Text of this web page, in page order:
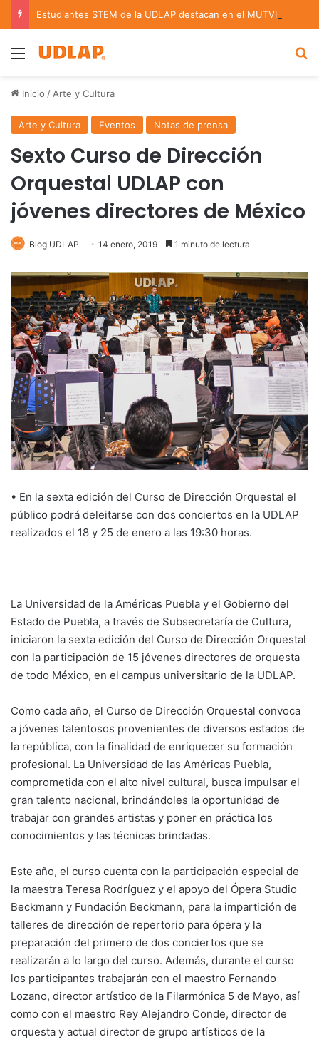
Menu
Inicio / Arte y Cultura
Arte y Cultura Eventos Notas de prensa
Sexto Curso de Dirección
Orquestal UDLAP con
jóvenes directores de México
Blog UDLAP 14 enero, 2019 1 minuto de lectura
• En la sexta edición del Curso de Dirección Orquestal el
público podrá deleitarse con dos conciertos en la UDLAP
realizados el 18 y 25 de enero a las 19:30 horas.
La Universidad de la Américas Puebla y el Gobierno del
Estado de Puebla, a través de Subsecretaría de Cultura,
iniciaron la sexta edición del Curso de Dirección Orquestal
con la participación de 15 jóvenes directores de orquesta
de todo México, en el campus universitario de la UDLAP.
Como cada año, el Curso de Dirección Orquestal convoca
a jóvenes talentosos provenientes de diversos estados de
la república, con la finalidad de enriquecer su formación
profesional. La Universidad de las Américas Puebla,
comprometida con el alto nivel cultural, busca impulsar el
gran talento nacional, brindándoles la oportunidad de
trabajar con grandes artistas y poner en práctica los
conocimientos y las técnicas brindadas.
Este año, el curso cuenta con la participación especial de
la maestra Teresa Rodríguez y el apoyo del Ópera Studio
Beckmann y Fundación Beckmann, para la impartición de
talleres de dirección de repertorio para ópera y la
preparación del primero de dos conciertos que se
realizarán a lo largo del curso. Además, durante el curso
los participantes trabajarán con el maestro Fernando
Lozano, director artístico de la Filarmónica 5 de Mayo, así
como con el maestro Rey Alejandro Conde, director de
orquesta y actual director de grupo artísticos de la